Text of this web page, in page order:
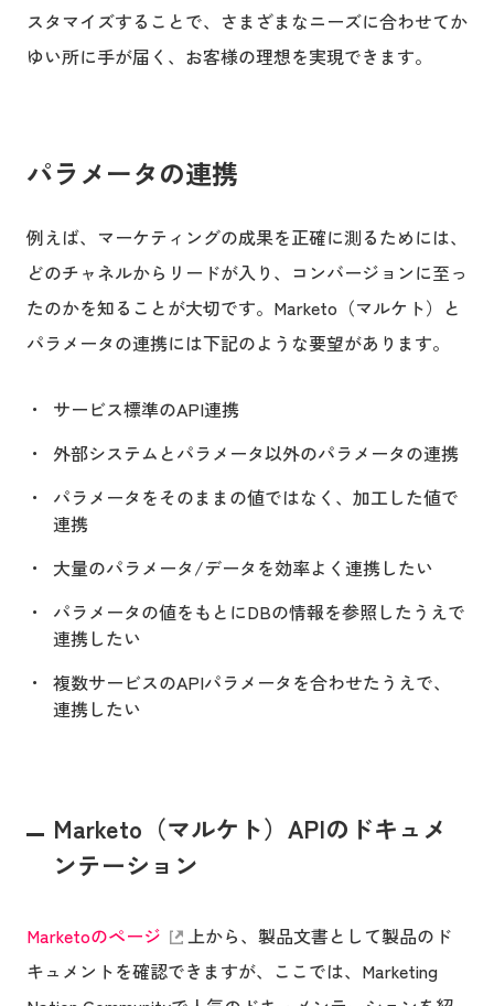
スタマイズすることで、さまざまなニーズに合わせてか
ゆい所に手が届く、お客様の理想を実現できます。
パラメータの連携
例えば、マーケティングの成果を正確に測るためには、
どのチャネルからリードが入り、コンバージョンに至っ
たのかを知ることが大切です。Marketo（マルケト）と
パラメータの連携には下記のような要望があります。
サービス標準のAPI連携
外部システムとパラメータ以外のパラメータの連携
パラメータをそのままの値ではなく、加工した値で
連携
大量のパラメータ/データを効率よく連携したい
パラメータの値をもとにDBの情報を参照したうえで
連携したい
複数サービスのAPIパラメータを合わせたうえで、
連携したい
Marketo（マルケト）APIのドキュメ
ンテーション
Marketoのページ
上から、製品文書として製品のド
キュメントを確認できますが、ここでは、Marketing